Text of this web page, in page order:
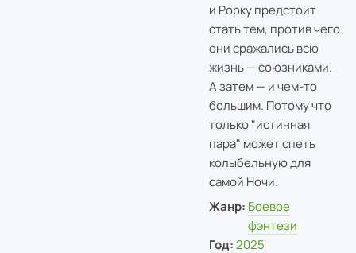
и Рорку предстоит
стать тем, против чего
они сражались всю
жизнь — союзниками.
А затем — и чем-то
большим. Потому что
только "истинная
пара" может спеть
колыбельную для
самой Ночи.
Жанр: Боевое
фэнтези
Год: 2025